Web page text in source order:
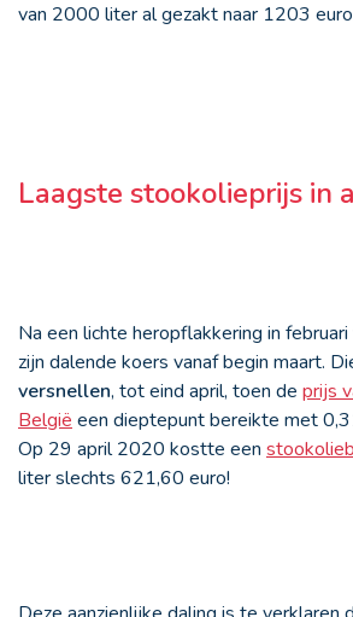
van 2000 liter al gezakt naar 1203
Laagste stookolieprijs in
Na een lichte heropflakkering in
zijn dalende koers vanaf begin maart.
versnellen, tot eind april, toen de prijs
België een dieptepunt bereikte met
Op 29 april 2020 kostte een
liter slechts 621,60 euro!